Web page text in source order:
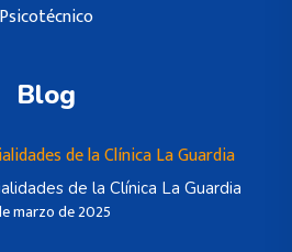
Psicotécnico
Blog
de la Clínica La Guardia
marzo de 2025